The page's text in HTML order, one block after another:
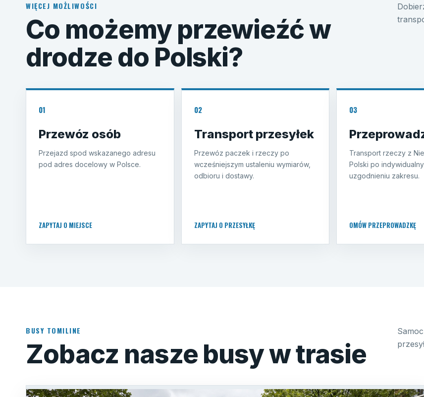
WIĘCEJ MOŻLIWOŚCI
Co możemy przewieźć w
drodze do Polski?
01
Przewóz osób
Przejazd spod wskazanego adresu
pod adres docelowy w Polsce.
ZAPYTAJ O MIEJSCE
02
Transport przesyłek
Przewóz paczek i rzeczy po
wcześniejszym ustaleniu wymiarów,
odbioru i dostawy.
ZAPYTAJ O PRZESYŁKĘ
03
Transport rzeczy z
Polski po
uzgodnieniu zakresu.
OMÓW PRZEPROWADZKĘ
BUSY TOMILINE
Zobacz nasze busy w trasie